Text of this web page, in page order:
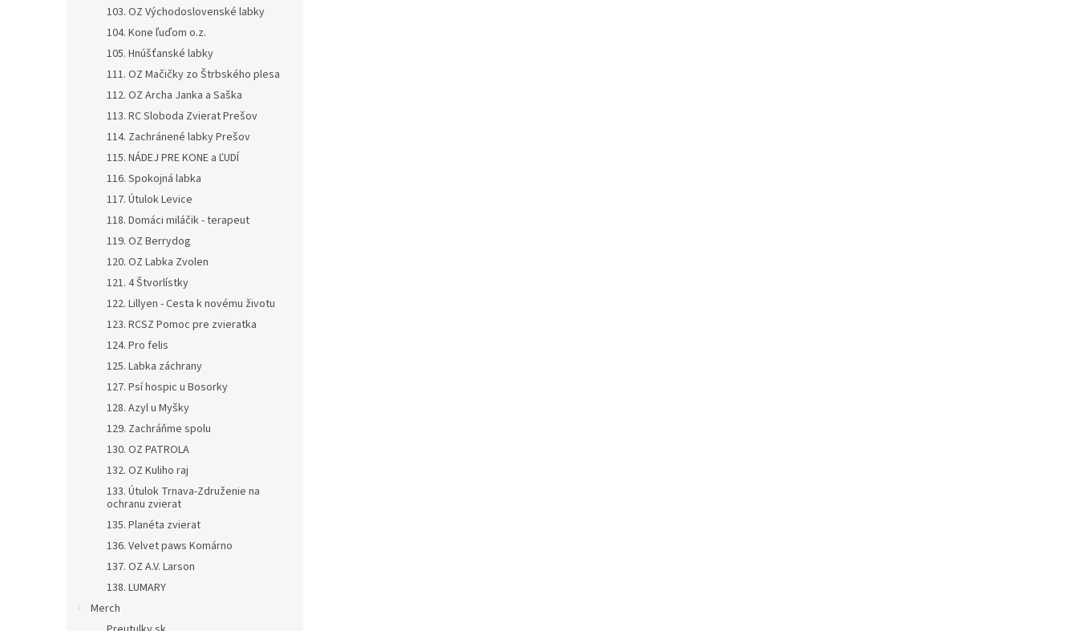
103. OZ Východoslovenské labky
104. Kone ľuďom o.z.
105. Hnúšťanské labky
111. OZ Mačičky zo Štrbského plesa
112. OZ Archa Janka a Saška
113. RC Sloboda Zvierat Prešov
114. Zachránené labky Prešov
115. NÁDEJ PRE KONE a ĽUDÍ
116. Spokojná labka
117. Útulok Levice
118. Domáci miláčik - terapeut
119. OZ Berrydog
120. OZ Labka Zvolen
121. 4 Štvorlístky
122. Lillyen - Cesta k novému životu
123. RCSZ Pomoc pre zvieratka
124. Pro felis
125. Labka záchrany
127. Psí hospic u Bosorky
128. Azyl u Myšky
129. Zachráňme spolu
130. OZ PATROLA
132. OZ Kuliho raj
133. Útulok Trnava-Združenie na
ochranu zvierat
135. Planéta zvierat
136. Velvet paws Komárno
137. OZ A.V. Larson
138. LUMARY
Merch